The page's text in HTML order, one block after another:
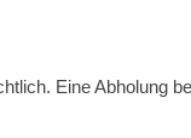
Eine Abholung